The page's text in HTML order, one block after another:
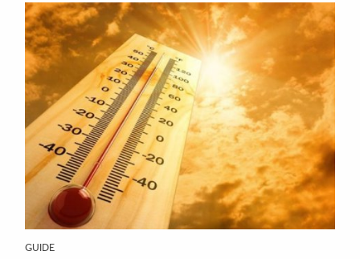
GUIDE